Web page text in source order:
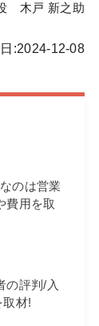
木戸 新之助
:2024-12-08
のは営業
費用を取
の評判/入
材!